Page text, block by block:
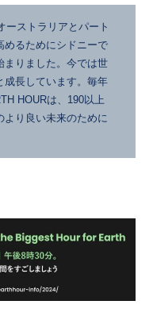
ーストラリアとパート
めるためにシドニーで
まりました。今では世
成長しています。毎年
HOURは、190以上
より良い未来のために